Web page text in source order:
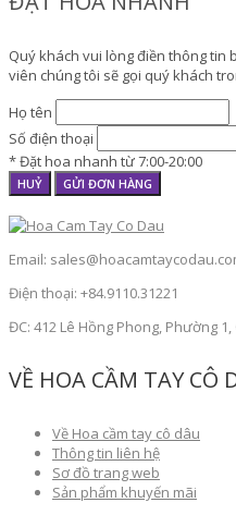
Quý khách vui lòng điền thông tin
viên chúng tôi sẽ gọi quý khách
Họ tên
Số điện thoại
* Đặt hoa nhanh từ 7:00-20:00
HUỶ GỬI ĐƠN HÀNG
Email:
Điện thoại: +84.9110.31221
ĐC: 412 Lê Hồng Phong, Phường 1,
VỀ HOA CẦM TAY CÔ
Về Hoa cầm tay cô dâu
Thông tin liên hệ
Sơ đồ trang web
Sản phẩm khuyến mãi